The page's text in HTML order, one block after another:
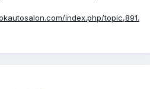
index.php/topic,891.